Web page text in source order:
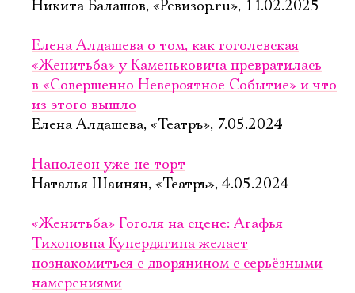
Никита Балашов, «Ревизор.ru», 11.02.2025
Елена Алдашева о том, как гоголевская
«Женитьба» у Каменьковича превратилась
в «Совершенно Невероятное Событие» и что
из этого вышло
Елена Алдашева, «Театръ», 7.05.2024
Наполеон уже не торт
Наталья Шаинян, «Театръ», 4.05.2024
«Женитьба» Гоголя на сцене: Агафья
Тихоновна Купердягина желает
познакомиться с дворянином с серьёзными
намерениями